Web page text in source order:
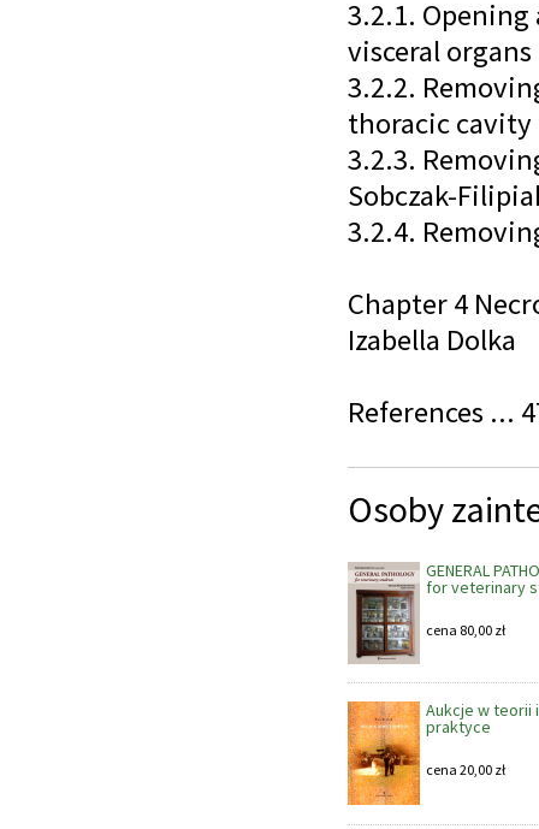
3.2.1.
visceral
3.2.2.
thoracic cavity
3.2.3.
Sobczak-
3.2.4.
Chapter 4
Izabella Dolka
References ...
Osoby
GENERAL
for veterinary
cena 80,00 zł
Aukcje w teorii i
praktyce
cena 20,00 zł